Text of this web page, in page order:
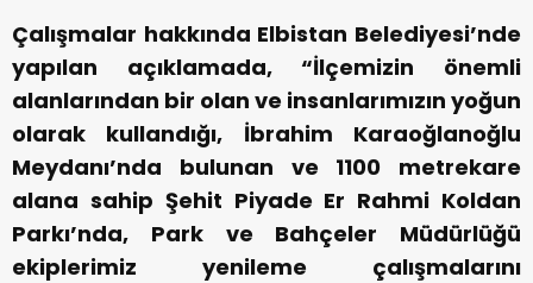
Çalışmalar hakkında Elbistan Belediyesi’nde
yapılan açıklamada, “İlçemizin önemli
alanlarından bir olan ve insanlarımızın yoğun
olarak kullandığı, İbrahim Karaoğlanoğlu
Meydanı’nda bulunan ve 1100 metrekare
alana sahip Şehit Piyade Er Rahmi Koldan
Parkı’nda, Park ve Bahçeler Müdürlüğü
ekiplerimiz yenileme çalışmalarını